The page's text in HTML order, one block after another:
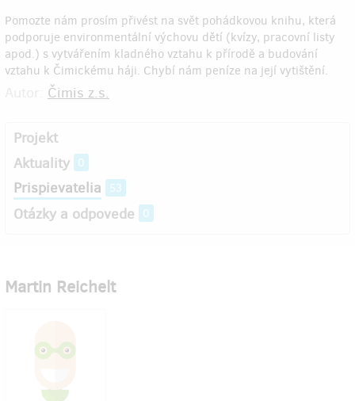
Pomozte nám prosím přivést na svět pohádkovou knihu, která
podporuje environmentální výchovu dětí (kvízy, pracovní listy
apod.) s vytvářením kladného vztahu k přírodě a budování
vztahu k Čimickému háji. Chybí nám peníze na její vytištění.
Čimis z.s.
Projekt
Aktuality 0
Prispievatelia 53
Otázky a odpovede 0
Martin Reichelt